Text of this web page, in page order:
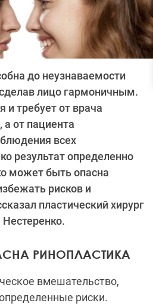
до неузнаваемости
лицо гармоничным.
и требует от врача
а от пациента
всех
результат определенно
может быть опасна
рисков и
пластический хирург
РИНОПЛАСТИКА
вмешательство,
риски.